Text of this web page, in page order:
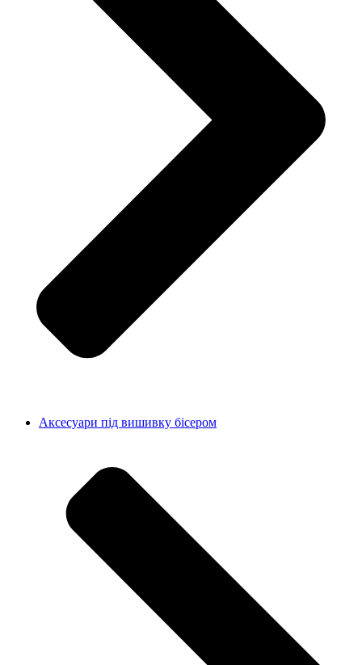
Аксесуари під вишивку бісером